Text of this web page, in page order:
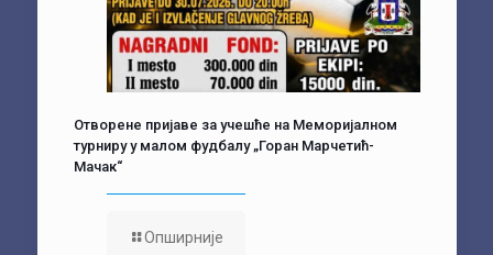
Отворене пријаве за учешће на Меморијалном
турниру у малом фудбалу „Горан Марчетић-
Мачак“
Опширније